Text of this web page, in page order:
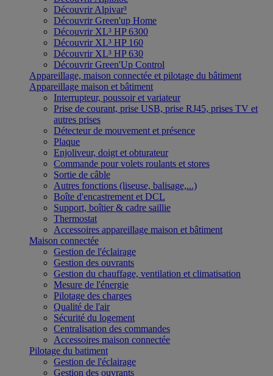
Découvrir Alpivar³
Découvrir Green'up Home
Découvrir XL³ HP 6300
Découvrir XL³ HP 160
Découvrir XL³ HP 630
Découvrir Green'Up Control
Appareillage, maison connectée et pilotage du bâtiment
Appareillage maison et bâtiment
Interrupteur, poussoir et variateur
Prise de courant, prise USB, prise RJ45, prises TV et
autres prises
Détecteur de mouvement et présence
Plaque
Enjoliveur, doigt et obturateur
Commande pour volets roulants et stores
Sortie de câble
Autres fonctions (liseuse, balisage,...)
Boîte d'encastrement et DCL
Support, boîtier & cadre saillie
Thermostat
Accessoires appareillage maison et bâtiment
Maison connectée
Gestion de l'éclairage
Gestion des ouvrants
Gestion du chauffage, ventilation et climatisation
Mesure de l'énergie
Pilotage des charges
Qualité de l'air
Sécurité du logement
Centralisation des commandes
Accessoires maison connectée
Pilotage du batiment
Gestion de l'éclairage
Gestion des ouvrants